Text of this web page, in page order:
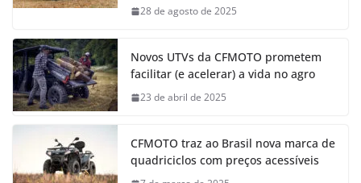
28 de agosto de 2025
Novos UTVs da CFMOTO prometem
facilitar (e acelerar) a vida no agro
23 de abril de 2025
CFMOTO traz ao Brasil nova marca de
quadriciclos com preços acessíveis